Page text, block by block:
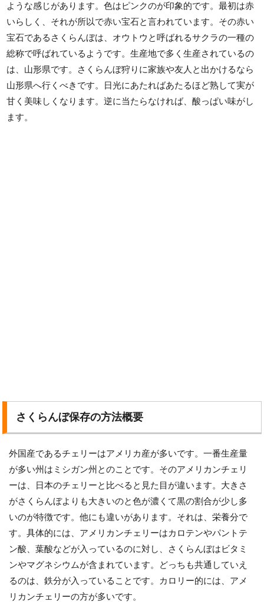
ような感じがあります。色はピンクのが印象的です。最初は赤
いらしく、それが所以で赤い宝石と言われています。その赤い
宝石であるさくらんぼは、オウトウと呼ばれるサクラの一種の
総称で呼ばれているようです。生産地で多く生産されているの
は、山形県です。さくらんぼ狩りに家族や友人と出かけるなら
山形県へ行くべきです。日光にあたればあたるほど熟して実が
甘く美味しくなります。逆に当たらなければ、酸っぱい味がし
ます。
さくらんぼ保存の方法概要
外国産であるチェリーはアメリカ産が多いです。一番生産量
が多い州はミシガン州とのことです。そのアメリカンチェリ
ーは、日本のチェリーと比べると見た目が違います。大きさ
がさくらんぼよりも大きいのと色が濃くて黒の割合が少し多
いのが特徴です。他にも違いがあります。それは、栄養分で
す。具体的には、アメリカンチェリーはカロテンやパントテ
ン酸、葉酸などが入っているのに対し、さくらんぼはビタミ
ンやマグネシウムが含まれています。どっちも共通していえ
るのは、鉄分が入っていることです。カロリー的には、アメ
リカンチェリーの方が多いです。